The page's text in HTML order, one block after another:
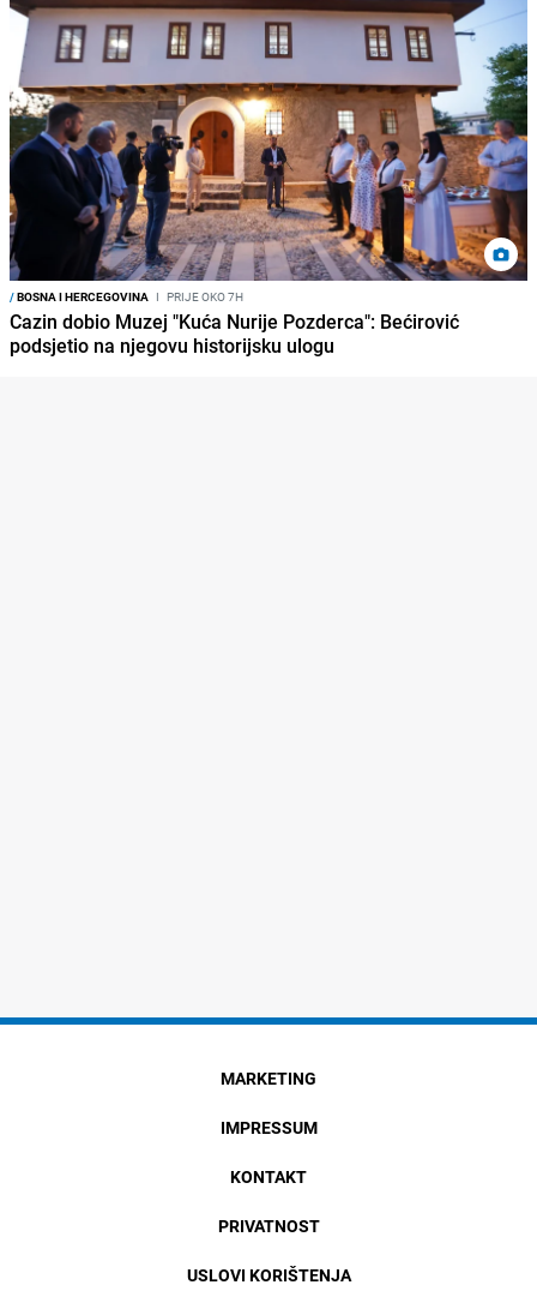
/BOSNA I HERCEGOVINA I PRIJE OKO 7H
Cazin dobio Muzej "Kuća Nurije Pozderca": Bećirović
podsjetio na njegovu historijsku ulogu
MARKETING
IMPRESSUM
KONTAKT
PRIVATNOST
USLOVI KORIŠTENJA